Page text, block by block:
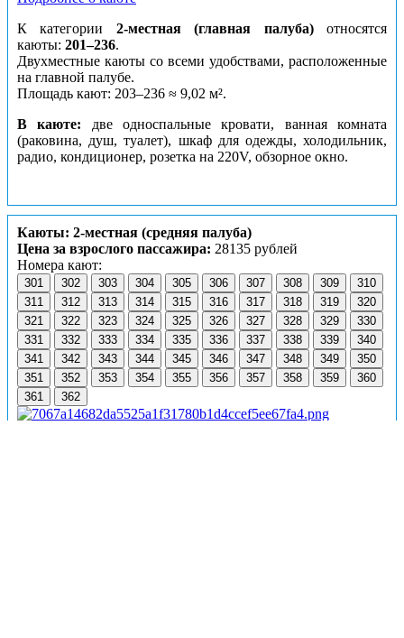
К категории 2-местная (главная палуба)относятся
каюты: 201–236.
Двухместные каюты со всеми удобствами, расположенные
на главной палубе.
Площадь кают: 203–236 ≈ 9,02 м².
В каюте: две односпальные кровати, ванная комната
(раковина, душ, туалет), шкаф для одежды, холодильник,
радио, кондиционер, розетка на 220V, обзорное окно.
Каюты: 2-местная (средняя палуба)
Цена за взрослого пассажира: 28135 рублей
Номера кают:
301 302 303 304 305 306 307 308 309
310
311
312 313 314 315 316 317 318 319
320
321
322 323 324 325 326 327 328 329
330
331
332 333 334 335 336 337 338 339
340
341
342 343 344 345 346 347 348 349
350
351
352 353 354 355 356 357 358 359
360
361
362